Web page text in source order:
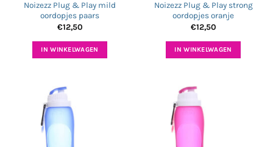
Noizezz Plug & Play mild
oordopjes paars
€12,50
IN WINKELWAGEN
Noizezz Plug & Play strong
oordopjes oranje
€12,50
IN WINKELWAGEN